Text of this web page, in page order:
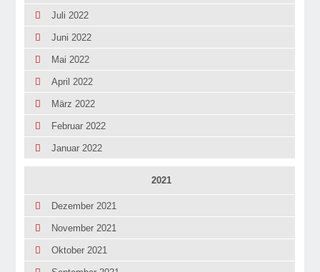
Juli 2022
Juni 2022
Mai 2022
April 2022
März 2022
Februar 2022
Januar 2022
2021
Dezember 2021
November 2021
Oktober 2021